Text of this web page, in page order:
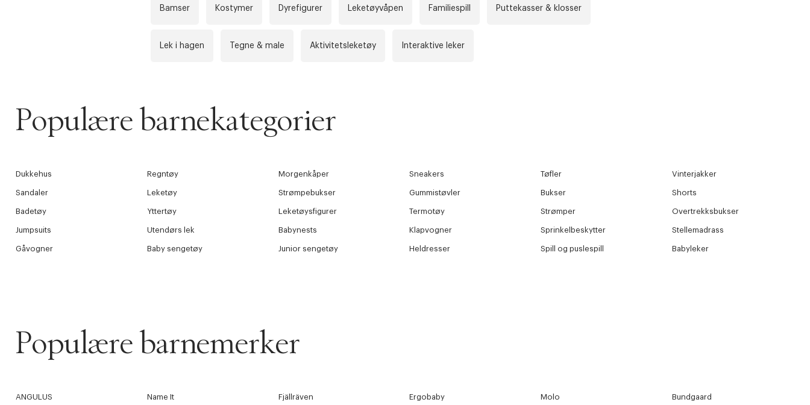
Bamser Kostymer Dyrefigurer Leketøyvåpen Familiespill Puttekasser & klosser
Lek i hagen Tegne & male Aktivitetsleketøy Interaktive leker
Populære barnekategorier
Dukkehus Regntøy Morgenkåper Sneakers Tøfler Vinterjakker
Sandaler Leketøy Strømpebukser Gummistøvler Bukser Shorts
Badetøy Yttertøy Leketøysfigurer Termotøy Strømper Overtrekksbukser
Jumpsuits Utendørs lek Babynests Klapvogner Sprinkelbeskytter Stellemadrass
Gåvogner Baby sengetøy Junior sengetøy Heldresser Spill og puslespill Babyleker
Populære barnemerker
ANGULUS Name It Fjällräven Ergobaby Molo Bundgaard